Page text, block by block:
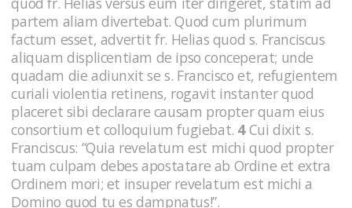
partem aliam divertebat. Quod cum plurimum
factum esset, advertit fr. Helias quod s. Franciscus
aliquam displicentiam de ipso conceperat; unde
quadam die adiunxit se s. Francisco et, refugientem
curiali violentia retinens, rogavit instanter quod
placeret sibi declarare causam propter quam eius
consortium et colloquium fugiebat. 4Cui dixit s.
Franciscus: “Quia revelatum est michi quod propter
tuam culpam debes apostatare ab Ordine et extra
Ordinem mori; et insuper revelatum est michi a
Domino quod tu es dampnatus!”.